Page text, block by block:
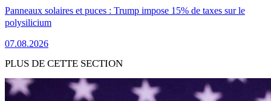
Panneaux solaires et puces : Trump impose 15% de taxes sur le
polysilicium
07.08.2026
PLUS DE CETTE SECTION